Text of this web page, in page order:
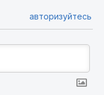
авторизуйтесь